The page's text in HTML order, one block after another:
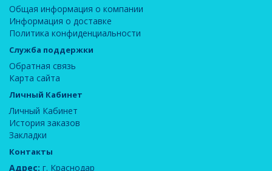
Общая информация о компании
Информация о доставке
Политика конфиденциальности
Служба поддержки
Обратная связь
Карта сайта
Личный Кабинет
Личный Кабинет
История заказов
Закладки
Контакты
Адрес: г. Краснодар